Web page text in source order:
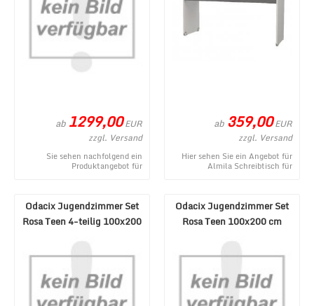
ab 1299,00EUR
zzgl. Versand
Sie sehen nachfolgend ein
Produktangebot für
ab 359,00EUR
zzgl. Versand
Hier sehen Sie ein Angebot für
Almila Schreibtisch für
Odacix Jugendzimmer Set
Rosa Teen 4-teilig 100x200
Odacix Jugendzimmer Set
Rosa Teen 100x200 cm